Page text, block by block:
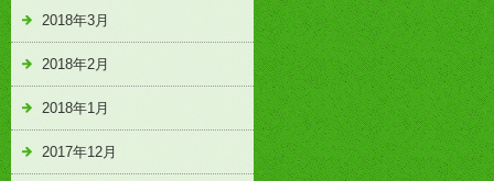
2018年3月
2018年2月
2018年1月
2017年12月